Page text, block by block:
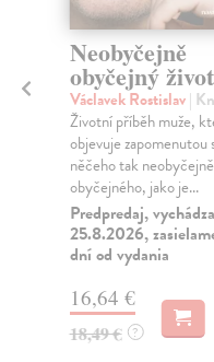
Neobyčejně
obyčejný život
Václavek Rostislav|
Životní příběh muže,
objevuje zapomenutou
něčeho tak neobyčejně
obyčejného, jako je...
Predpredaj, vychádza
25.8.2026,
dní od vydania
16,64 €
18,49 € ?